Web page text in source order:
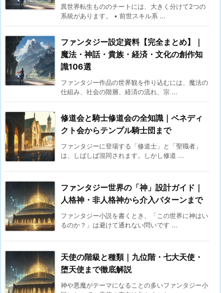
異世界転生もののチートには、大きく分けて2つの
系統があります。 • 前世スキル系 ...
ファンタジー設定資料【完全まとめ】｜
魔法・神話・貴族・経済・文化の創作知
識106選
ファンタジー作品の世界観を作り込むには、魔法の
仕組み、社会の階層、経済の流れ、宗 ...
修道会と騎士修道会の全知識｜ベネディ
クト会からテンプル騎士団まで
ファンタジーに登場する「修道士」と「聖職者」
は、しばしば混同されます。しかし修道 ...
ファンタジー世界の「神」設計ガイド｜
人格神・非人格神から介入パターンまで
ファンタジー小説を書くとき、「この世界に神はい
るのか？」は避けて通れない問いです ...
天使の階級と種類｜九位階・七大天使・
堕天使まで徹底解説
神や悪魔がテーマになることの多いファンタジー小